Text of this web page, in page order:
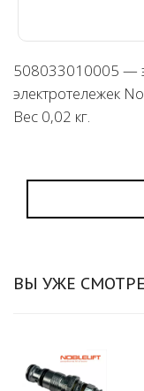
508033010005 —
электротележек
Вес 0,02 кг.
ВЫ УЖЕ